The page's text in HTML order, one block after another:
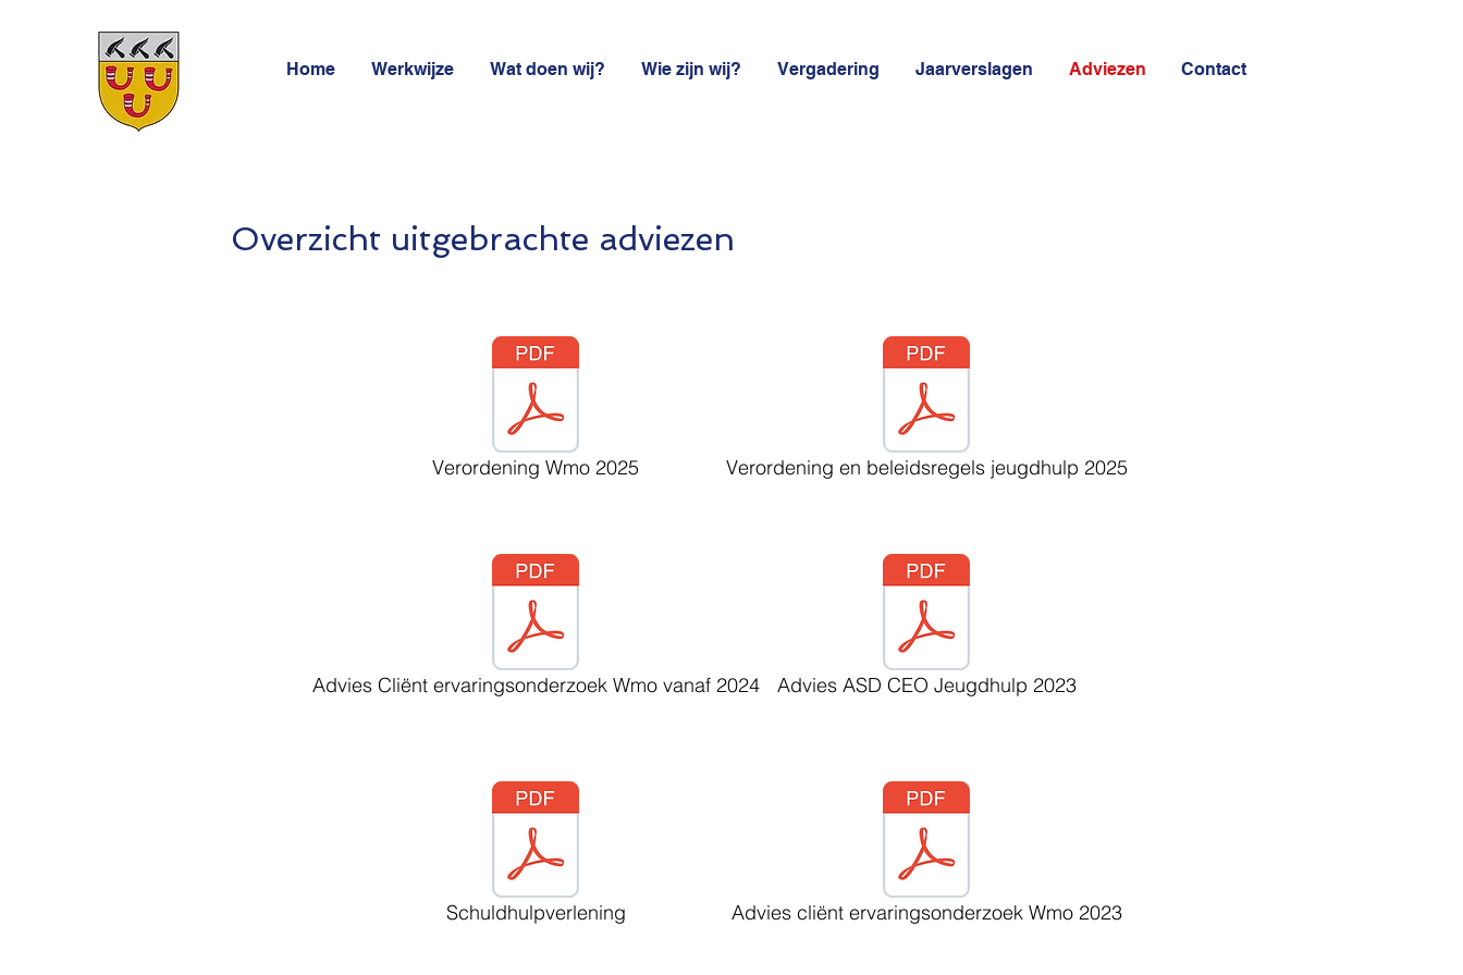
Home Werkwijze Wat doen wij? Wie zijn wij? Vergadering Jaarverslagen Adviezen Contact
Overzicht uitgebrachte adviezen
Verordening Wmo 2025
Advies Cliënt ervaringsonderzoek Wmo vanaf 2024
Schuldhulpverlening
Verordening en beleidsregels jeugdhulp 2025
Advies ASD CEO Jeugdhulp 2023
Advies cliënt ervaringsonderzoek Wmo 2023